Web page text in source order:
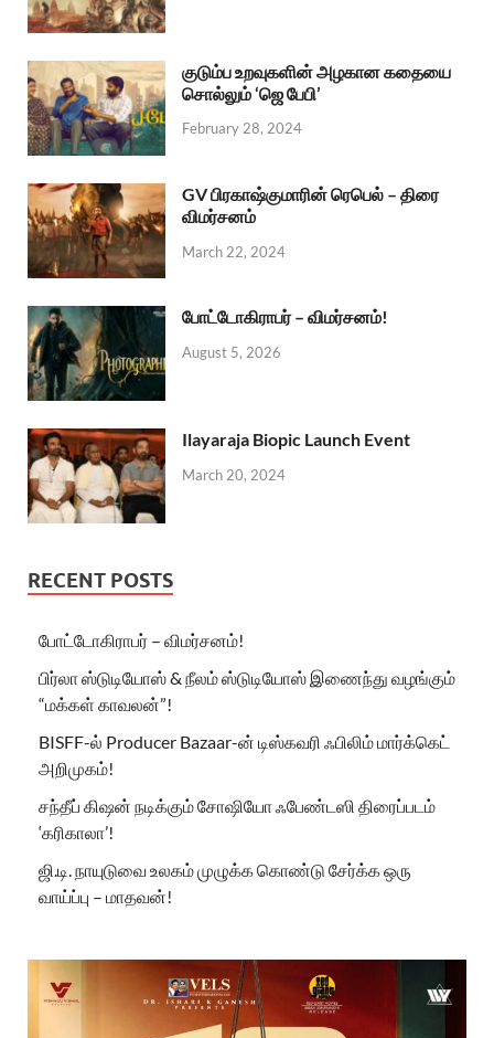
குடும்ப உறவுகளின் அழகான கதையை
சொல்லும் ‘ஜெ பேபி’
February 28, 2024
GV பிரகாஷ்குமாரின் ரெபெல் – திரை
விமர்சனம்
March 22, 2024
போட்டோகிராபர் – விமர்சனம்!
August 5, 2026
Ilayaraja Biopic Launch Event
March 20, 2024
RECENT POSTS
போட்டோகிராபர் – விமர்சனம்!
பிர்லா ஸ்டுடியோஸ் & நீலம் ஸ்டுடியோஸ் இணைந்து வழங்கும்
“மக்கள் காவலன்”!
BISFF-ல் Producer Bazaar-ன் டிஸ்கவரி ஃபிலிம் மார்க்கெட்
அறிமுகம்!
சந்தீப் கிஷன் நடிக்கும் சோஷியோ ஃபேண்டஸி திரைப்படம்
‘கரிகாலா’!
ஜி.டி. நாயுடுவை உலகம் முழுக்க கொண்டு சேர்க்க ஒரு
வாய்ப்பு – மாதவன்!